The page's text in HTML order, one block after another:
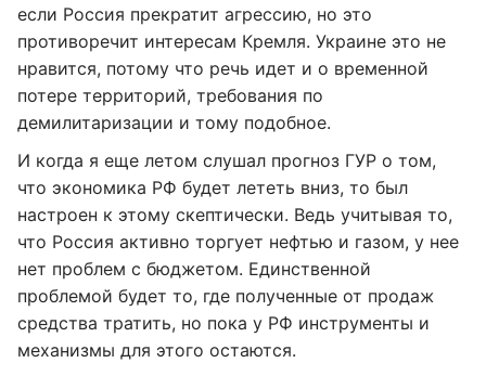
если Россия прекратит агрессию, но это
противоречит интересам Кремля. Украине это не
нравится, потому что речь идет и о временной
потере территорий, требования по
демилитаризации и тому подобное.
И когда я еще летом слушал прогноз ГУР о том,
что экономика РФ будет лететь вниз, то был
настроен к этому скептически. Ведь учитывая то,
что Россия активно торгует нефтью и газом, у нее
нет проблем с бюджетом. Единственной
проблемой будет то, где полученные от продаж
средства тратить, но пока у РФ инструменты и
механизмы для этого остаются.